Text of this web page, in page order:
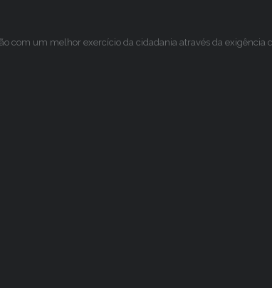
com um melhor exercício da cidadania através da exigência